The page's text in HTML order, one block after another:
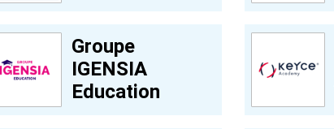
Groupe
IGENSIA
Education